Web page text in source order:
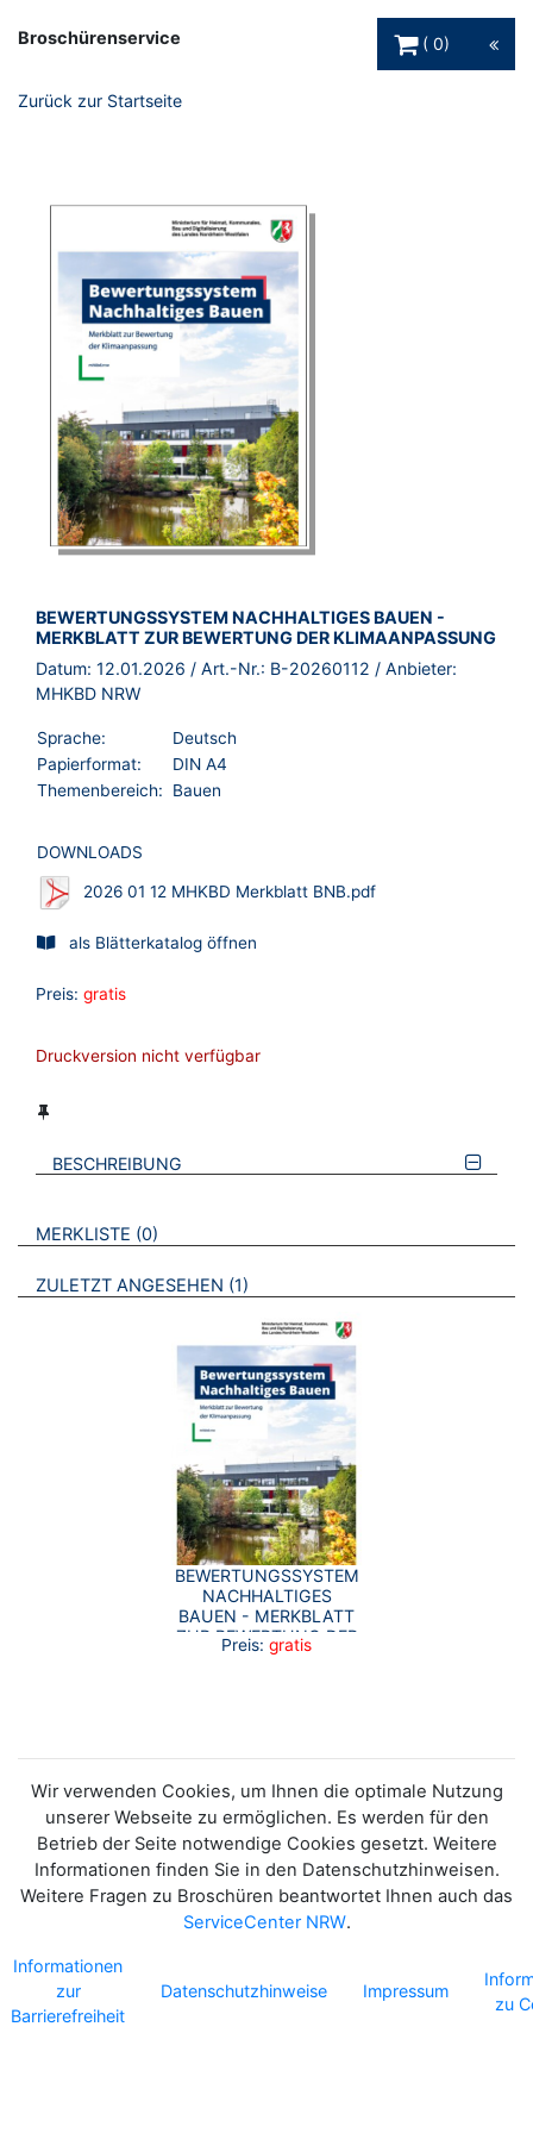
Broschürenservice
0
Zurück zur Startseite
BROSCHÜRE:
BEWERTUNGSSYSTEM NACHHALTIGES BAUEN -
MERKBLATT ZUR BEWERTUNG DER KLIMAANPASSUNG
Datum: 12.01.2026 / Art.-Nr.: B-20260112 / Anbieter:
MHKBD NRW
Sprache:
Deutsch
Papierformat:
DIN A4
Themenbereich:
Bauen
DOWNLOADS
2026 01 12 MHKBD Merkblatt BNB.pdf
als Blätterkatalog öffnen
Preis: gratis
Druckversion nicht verfügbar
BESCHREIBUNG
VERWEISE AUF VERMERKTE- ODER ZULETZT ANGESEHENE
MERKLISTE 0 BROSCHÜREN
ZULETZT ANGESEHEN 1 BROSCHÜREN
BEWERTUNGSSYSTEM
NACHHALTIGES
BAUEN - MERKBLATT
ZUR BEWERTUNG DER
KLIMAANPASSUNG
Preis: gratis
Wir verwenden Cookies, um Ihnen die optimale Nutzung
unserer Webseite zu ermöglichen. Es werden für den
Betrieb der Seite notwendige Cookies gesetzt. Weitere
Informationen finden Sie in den Datenschutzhinweisen.
Weitere Fragen zu Broschüren beantwortet Ihnen auch das
ServiceCenter NRW.
Informationen
zur
Barrierefreiheit
Datenschutzhinweise Impressum
zu